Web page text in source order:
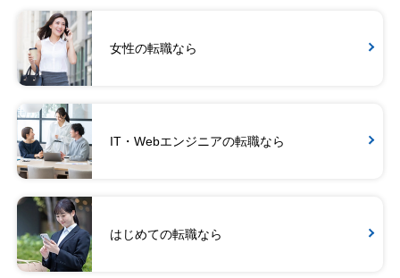
女性の転職なら
IT・Webエンジニアの転職なら
はじめての転職なら